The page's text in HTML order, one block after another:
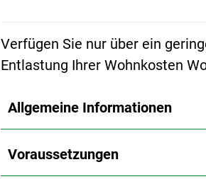
Verfügen Sie nur über ein
Entlastung Ihrer Wohnkosten
Allgemeine Informationen
Voraussetzungen